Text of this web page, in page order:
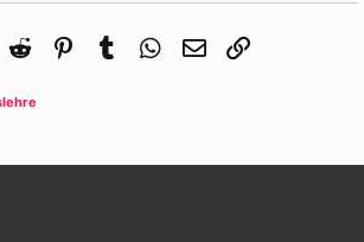
Twitter Reddit Pinterest
Tumblr WhatsApp
E-Mail